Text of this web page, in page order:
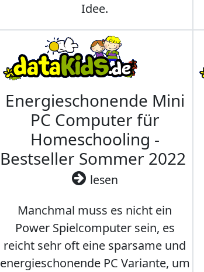
Idee.
Energieschonende Mini
PC Computer für
Homeschooling -
Bestseller Sommer 2022
lesen
Manchmal muss es nicht ein
Power Spielcomputer sein, es
reicht sehr oft eine sparsame und
energieschonende PC Variante, um